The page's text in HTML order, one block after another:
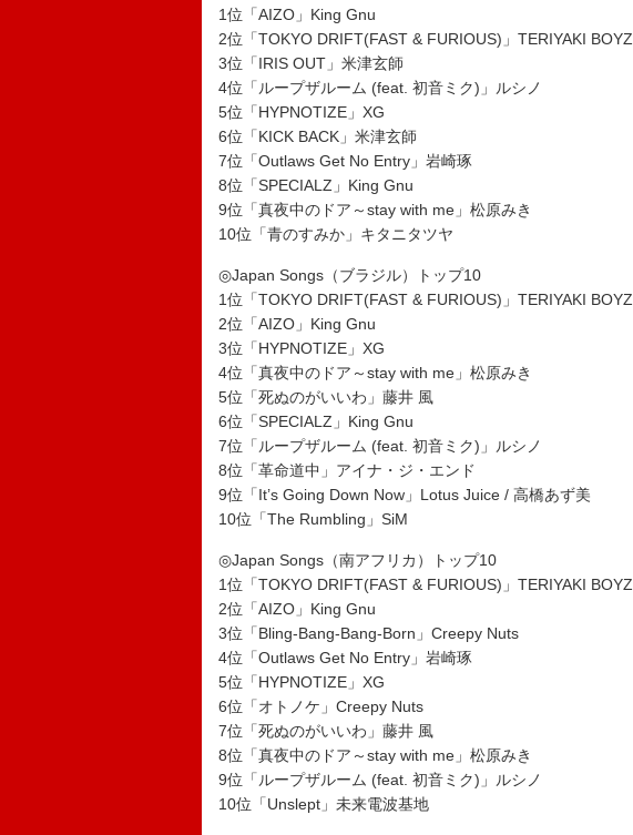
1位「AIZO」King Gnu
2位「TOKYO DRIFT(FAST & FURIOUS)」TERIYAKI BOYZ
3位「IRIS OUT」米津玄師
4位「ループザルーム (feat. 初音ミク)」ルシノ
5位「HYPNOTIZE」XG
6位「KICK BACK」米津玄師
7位「Outlaws Get No Entry」岩崎琢
8位「SPECIALZ」King Gnu
9位「真夜中のドア～stay with me」松原みき
10位「青のすみか」キタニタツヤ
◎Japan Songs（ブラジル）トップ10
1位「TOKYO DRIFT(FAST & FURIOUS)」TERIYAKI BOYZ
2位「AIZO」King Gnu
3位「HYPNOTIZE」XG
4位「真夜中のドア～stay with me」松原みき
5位「死ぬのがいいわ」藤井 風
6位「SPECIALZ」King Gnu
7位「ループザルーム (feat. 初音ミク)」ルシノ
8位「革命道中」アイナ・ジ・エンド
9位「It’s Going Down Now」Lotus Juice / 高橋あず美
10位「The Rumbling」SiM
◎Japan Songs（南アフリカ）トップ10
1位「TOKYO DRIFT(FAST & FURIOUS)」TERIYAKI BOYZ
2位「AIZO」King Gnu
3位「Bling-Bang-Bang-Born」Creepy Nuts
4位「Outlaws Get No Entry」岩崎琢
5位「HYPNOTIZE」XG
6位「オトノケ」Creepy Nuts
7位「死ぬのがいいわ」藤井 風
8位「真夜中のドア～stay with me」松原みき
9位「ループザルーム (feat. 初音ミク)」ルシノ
10位「Unslept」未来電波基地